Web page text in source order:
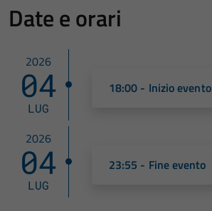
Date e orari
2026
04
LUG
18:00 - Inizio evento
2026
04
LUG
23:55 - Fine evento